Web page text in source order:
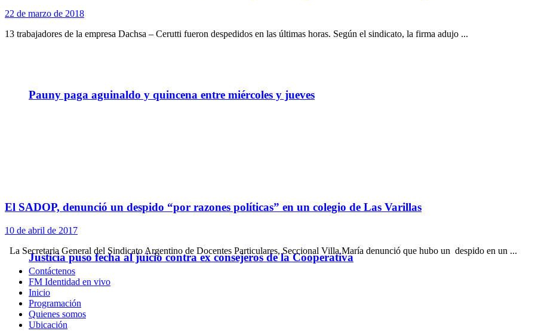
Pauny paga aguinaldo y quincena entre miércoles y jueves
Justicia puso fecha al juicio contra ex consejeros de la Cooperativa
22 de marzo de 2018
13 trabajadores de la empresa Dachsa – Cerutti fueron despedidos en las últimas horas. Según el sindicato, la firma adujo ...
El SADOP, denunció un despido “por razones políticas” en un colegio de Las Varillas
10 de abril de 2017
La Secretaria General del Sindicato Argentino de Docentes Particulares, Seccional Villa María denunció que hubo un despido en un ...
Contáctenos
FM Identidad en vivo
Inicio
Programación
Quienes somos
Ubicación